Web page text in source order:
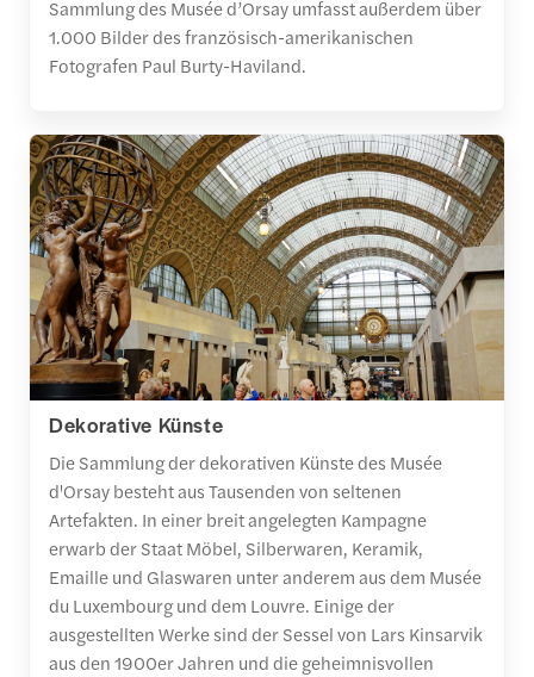
Sammlung des Musée d’Orsay umfasst außerdem über
1.000 Bilder des französisch-amerikanischen
Fotografen Paul Burty-Haviland.
Dekorative Künste
Die Sammlung der dekorativen Künste des Musée
d'Orsay besteht aus Tausenden von seltenen
Artefakten. In einer breit angelegten Kampagne
erwarb der Staat Möbel, Silberwaren, Keramik,
Emaille und Glaswaren unter anderem aus dem Musée
du Luxembourg und dem Louvre. Einige der
ausgestellten Werke sind der Sessel von Lars Kinsarvik
aus den 1900er Jahren und die geheimnisvollen